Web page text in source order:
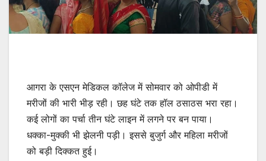
आगरा के एसएन मेडिकल कॉलेज में सोमवार को ओपीडी में
मरीजों की भारी भीड़ रही। छह घंटे तक हॉल ठसाठस भरा रहा।
कई लोगों का पर्चा तीन घंटे लाइन में लगने पर बन पाया।
धक्का-मुक्की भी झेलनी पड़ी। इससे बुजुर्ग और महिला मरीजों
को बड़ी दिक्कत हुई।